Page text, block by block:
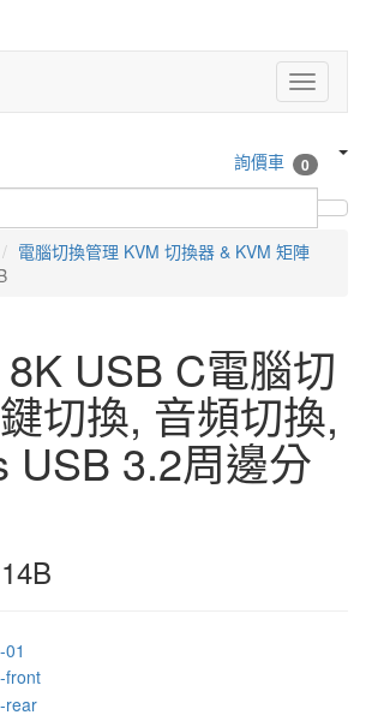
詢價車 0
電腦切換管理 KVM 切換器 & KVM 矩陣
USB C電腦切
切換, 音頻切換,
USB 3.2周邊分